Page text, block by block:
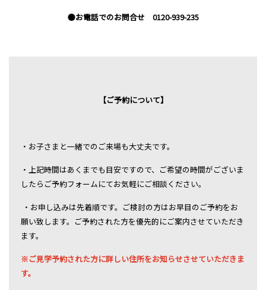
●お電話でのお問合せ 0120-939-235
【ご予約について】
・お子さまと一緒でのご来場も大丈夫です。
・上記時間はあくまでも目安ですので、ご希望の時間がございま
したらご予約フォームにてお気軽にご相談ください。
・お申し込みは先着順です。ご検討の方はお早目のご予約をお
願い致します。ご予約された方を優先的にご案内させていただき
ます。
※ご見学予約された方に詳しい住所をお知らせさせていただきま
す。